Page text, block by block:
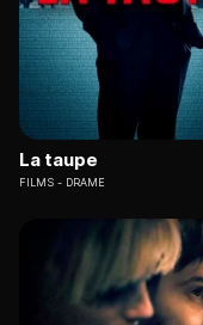
La taupe
FILMS DRAME